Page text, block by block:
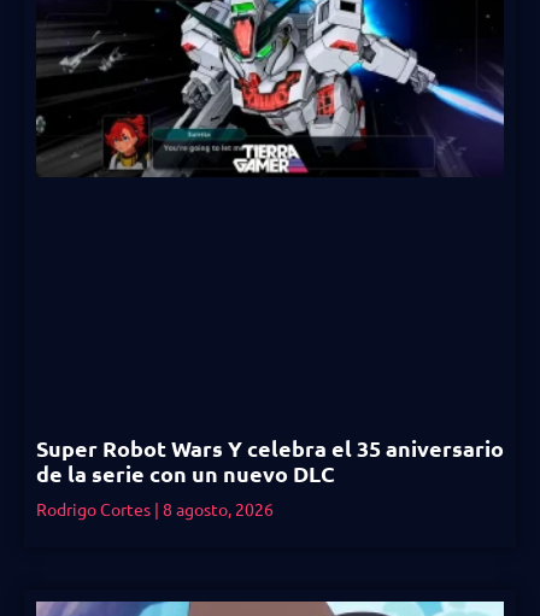
Super Robot Wars Y celebra el 35 aniversario
de la serie con un nuevo DLC
Rodrigo Cortes 8 agosto, 2026